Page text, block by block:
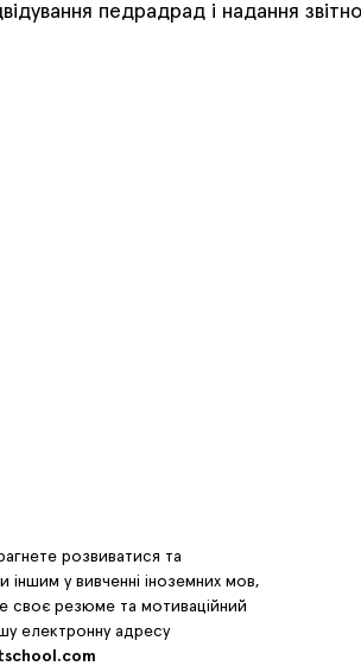
розвиватися та
іншим у вивченні іноземних мов,
своє резюме та мотиваційний
електронну адресу
педрадрад і надання